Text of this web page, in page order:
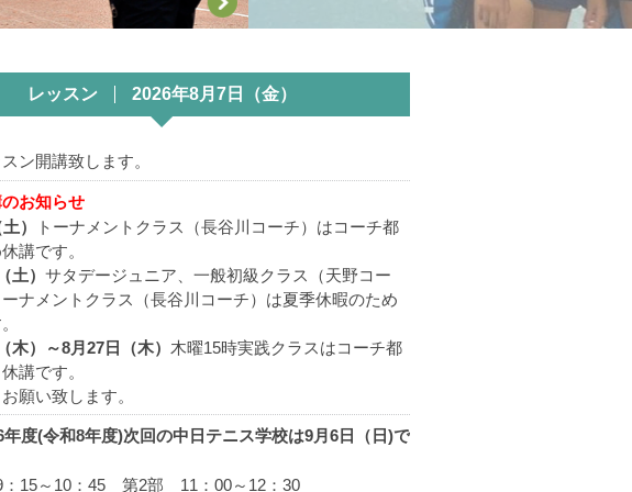
レッスン 2026年8月7日（金）
ン開講致します。
お知らせ
）
トーナメントクラス（長谷川コーチ）はコーチ都
講です。
土） サタデージュニア、一般初級クラス（天野コー
ナメントクラス（長谷川コーチ）は夏季休暇のため
木）～8月27日（木） 木曜15時実践クラスはコーチ都
講です。
願い致します。
年度(令和8年度)次回の中日テニス学校は9月6日（日)で
15～10：45 第2部 11：00～12：30
104年目を迎えます。横浜インターナショナ
テニスクラブです。
て、「名古屋庭球倶楽部」と名乗り、11名の
スの幕開けは1919年（大正8年）のことで
数700名を超え、全国でも有数の名門クラブに
をたどり、常時200名待機中という事態を招く
の公営庭球場が創設されるのに加え、当倶楽部
が減少してきました。
長きに亘る歴史・伝統を保ち、次なる100年の
ローンテニス倶楽部の始まりです。